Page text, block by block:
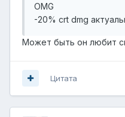
OMG
-20% crt dmg
Может быть он любит
Цитата